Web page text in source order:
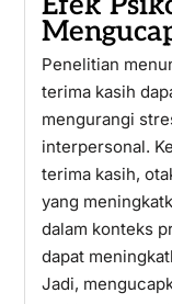
Penelitian
terima kasih
mengurangi
interpersonal.
terima kasih,
yang
dalam konteks
dapat
Jadi,